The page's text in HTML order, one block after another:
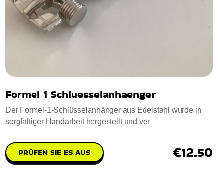
Formel 1 Schluesselanhaenger
Der Formel-1-Schlüsselanhänger aus Edelstahl wurde in
sorgfältiger Handarbeit hergestellt und ver
PRÜFEN SIE ES AUS €12.50